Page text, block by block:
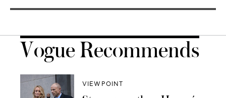
Vogue Recommends
VIEWPOINT